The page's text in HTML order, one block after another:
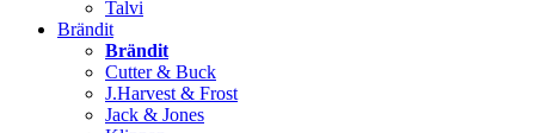
Talvi
Brändit
Brändit
Cutter & Buck
J.Harvest & Frost
Jack & Jones